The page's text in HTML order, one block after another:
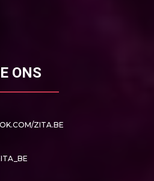
ONS
ZITA.BE